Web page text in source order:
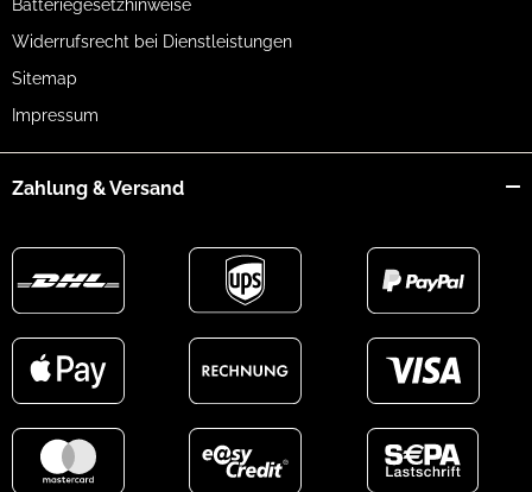
Batteriegesetzhinweise
Widerrufsrecht bei Dienstleistungen
Sitemap
Impressum
Zahlung & Versand